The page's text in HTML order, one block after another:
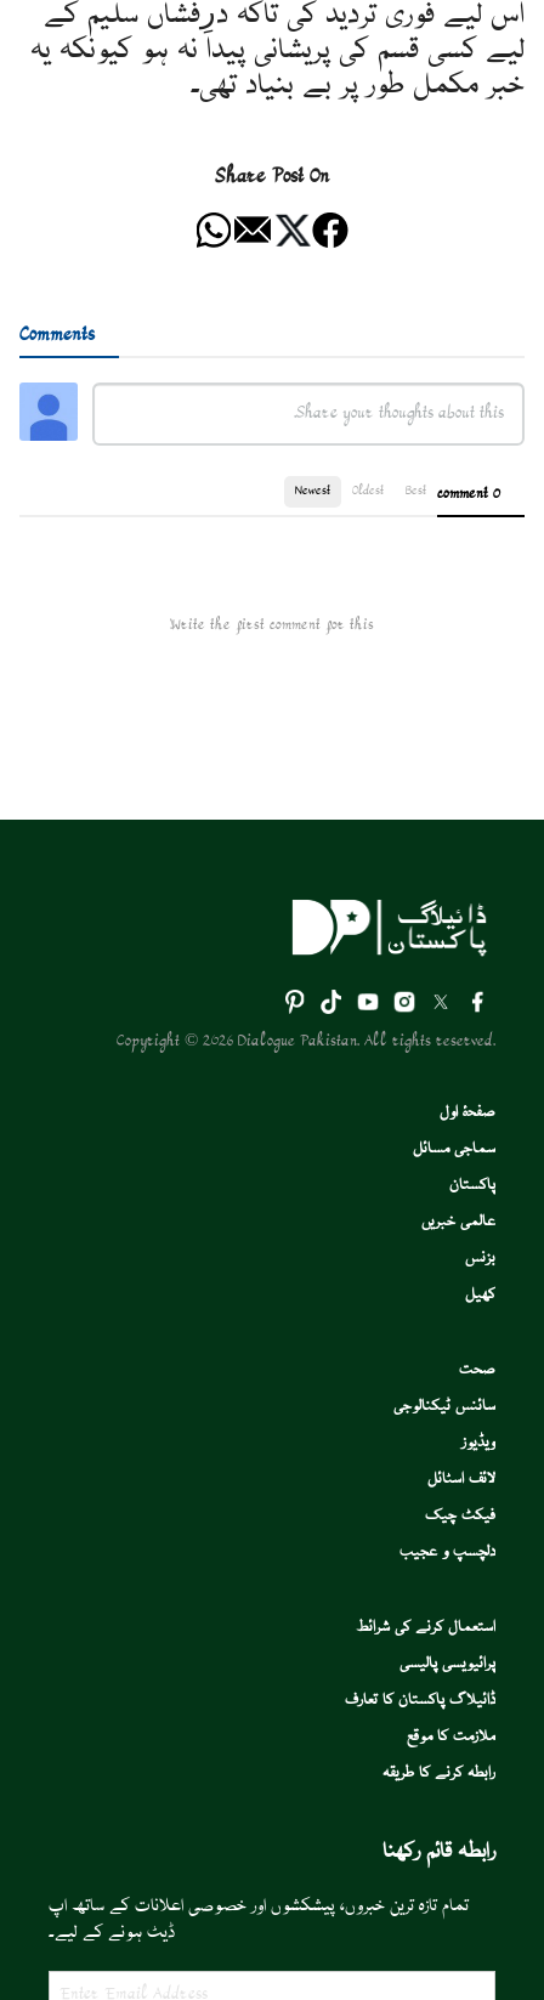
اس لیے فوری تردید کی تاکہ درِفشاں سلیم کے
لیے کسی قسم کی پریشانی پیدا نہ ہو کیونکہ یہ
خبر مکمل طور پر بے بنیاد تھی۔
Share Post On
Comments
0 comment
Best
Oldest
Newest
Write the first comment for this!
Copyright © 2026 Dialogue Pakistan. All rights reserved.
صفحۂ اول
سماجی مسائل
پاکستان
عالمی خبریں
بزنس
کھیل
صحت
سائنس ٹیکنالوجی
ویڈیوز
لائف اسٹائل
فیکٹ چیک
دلچسپ و عجیب
استعمال کرنے کی شرائط
پرائیویسی پالیسی
ڈائیلاگ پاکستان کا تعارف
ملازمت کا موقع
رابطہ کرنے کا طریقہ
رابطہ قائم رکھنا
تمام تازہ ترین خبروں، پیشکشوں اور خصوصی اعلانات کے ساتھ اپ
ڈیٹ ہونے کے لیے۔